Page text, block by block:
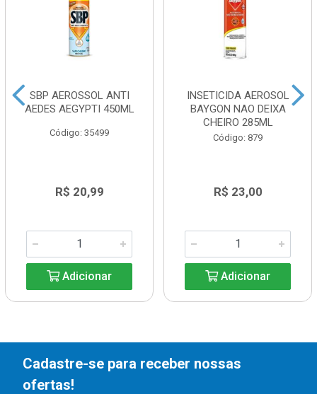
SBP AEROSSOL ANTI
AEDES AEGYPTI 450ML
Código: 35499
R$ 20,99
Adicionar
INSETICIDA AEROSOL
BAYGON NAO DEIXA
CHEIRO 285ML
Código: 879
R$ 23,00
Adicionar
Cadastre-se para receber nossas
ofertas!